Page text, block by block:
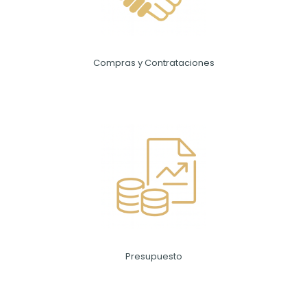
Compras y Contrataciones
Presupuesto